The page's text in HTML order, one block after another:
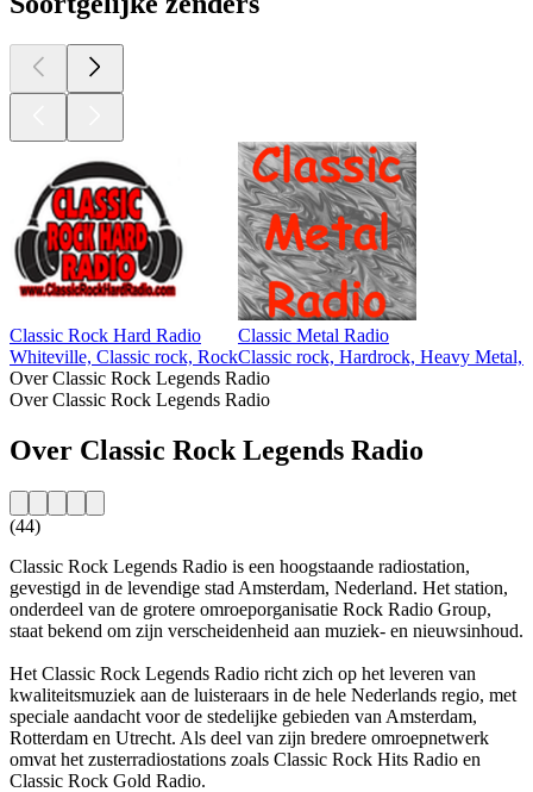
Classic Rock Hard Radio
Whiteville, Classic rock, Rock
Classic Metal Radio
Classic rock, Hardrock, Heavy Metal,
Over Classic Rock Legends Radio
Over Classic Rock Legends Radio
Over Classic Rock Legends Radio
(44)
Classic Rock Legends Radio is een hoogstaande radiostation,
gevestigd in de levendige stad Amsterdam, Nederland. Het station,
onderdeel van de grotere omroeporganisatie Rock Radio Group,
staat bekend om zijn verscheidenheid aan muziek- en nieuwsinhoud.
Het Classic Rock Legends Radio richt zich op het leveren van
kwaliteitsmuziek aan de luisteraars in de hele Nederlands regio, met
speciale aandacht voor de stedelijke gebieden van Amsterdam,
Rotterdam en Utrecht. Als deel van zijn bredere omroepnetwerk
omvat het zusterradiostations zoals Classic Rock Hits Radio en
Classic Rock Gold Radio.